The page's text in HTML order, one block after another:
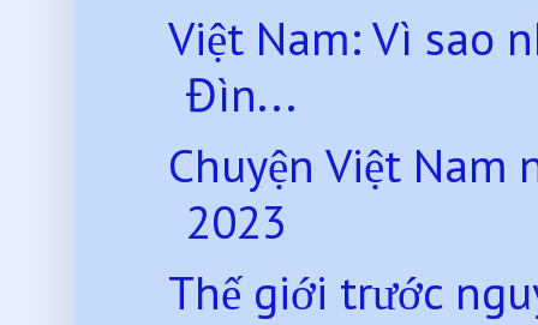
Việt Nam: Vì sao
Đìn...
Chuyện Việt
2023
Thế giới trước